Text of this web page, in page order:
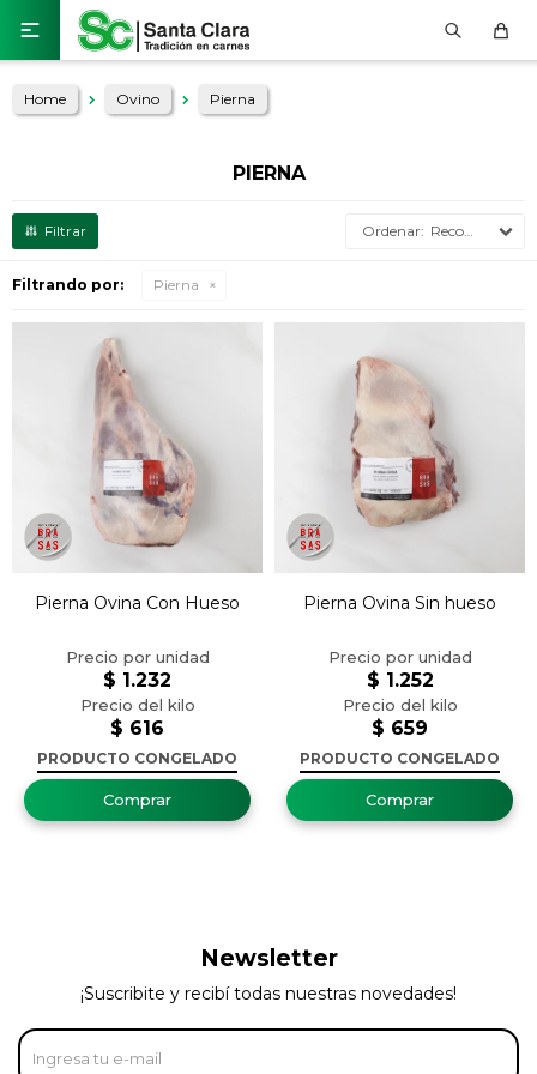

Home Ovino Pierna
PIERNA
Recomendados
Filtrando por: Pierna
Pierna Ovina Con Hueso
$ 616
$ 1.232
PRODUCTO CONGELADO
Pierna Ovina Sin hueso
$ 659
$ 1.252
PRODUCTO CONGELADO
Newsletter
¡Suscribite y recibí todas nuestras novedades!